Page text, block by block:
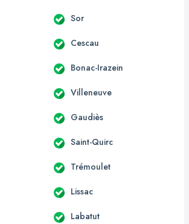
Sor
Cescau
Bonac-Irazein
Villeneuve
Gaudiès
Saint-Quirc
Trémoulet
Lissac
Labatut